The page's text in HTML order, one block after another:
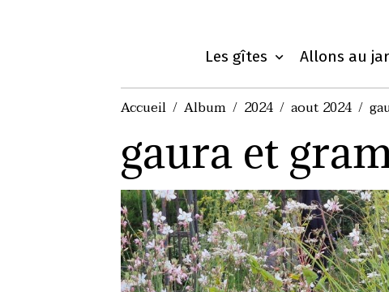
Les gîtes Allons au
Accueil Album 2024 aout 2024
gaura et